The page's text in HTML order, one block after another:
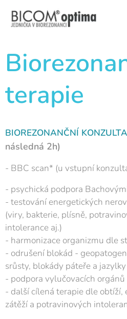
terapie
BIOREZONANČNÍ
následná 2h)
- BBC scan* (u vstupní
- psychická podpora
- testování energetických
(viry, bakterie, plísně,
intolerance aj.)
- harmonizace organizmu dle
- odrušení blokád -
srůsty, blokády páteře a jazylky
- podpora vylučovacích
- další cílená terapie dle obtíží,
zátěží a potravinových